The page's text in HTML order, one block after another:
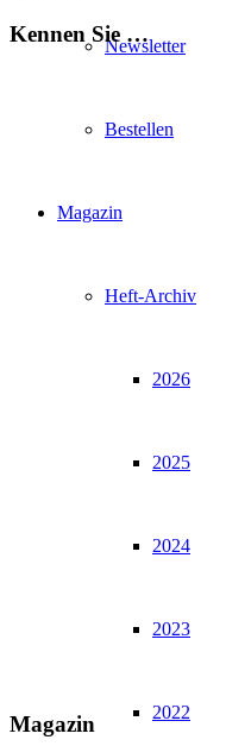
Newsletter
Bestellen
Magazin
Heft-Archiv
2026
2025
2024
2023
2022
Kennen Sie …
Magazin